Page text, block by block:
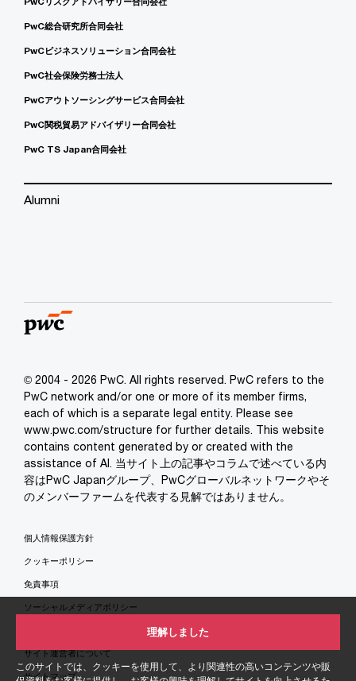
このサイトでは、クッキーを使用して、より関連性の高いコンテンツや販
理解しました
PwC総合研究所合同会社
PwCビジネスソリューション合同会社
PwC社会保険労務士法人
PwCアウトソーシングサービス合同会社
PwC関税貿易アドバイザリー合同会社
PwC TS Japan合同会社
Alumni
© 2004 - 2026 PwC. All rights reserved. PwC refers to the
PwC network and/or one or more of its member firms,
each of which is a separate legal entity. Please see
www.pwc.com/structure for further details. This website
contains content generated by or created with the
assistance of AI. 当サイト上の記事やコラムで述べている内
容はPwC Japanグループ、PwCグローバルネットワークやそ
のメンバーファームを代表する見解ではありません。
個人情報保護方針
クッキーポリシー
免責事項
ソーシャルメディアポリシー
サイト運営者について
サイトマップ